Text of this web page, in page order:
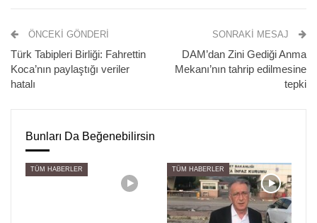
Baroların seçim sistemine dönük hayata geçirilmek
istenilen düzenleme ve Avukatlık Kanunu’nun değiştirilmek
“VAZGEÇMEYECEĞİZ”
İzmir Barosu, Bayraklı Adliyesi C Kapısı önünde bir araya
gelerek, açıklamayla yürüyüşü başlattı. Çok sayıda avukat
açıklamaya destek verdi. Avukatlar, üzerinde
ÖNCEKI GÖNDERI
Türk Tabipleri Birliği: Fahrettin
Koca’nın paylaştığı veriler
hatalı
SONRAKI MESAJ
DAM’dan Zini Gediği Anma
Mekanı’nın tahrip edilmesine
tepki
Bunları Da Beğenebilirsin
TÜM HABERLER TÜM HABERLER